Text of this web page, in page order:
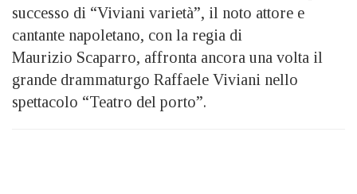
successo di “Viviani varietà”, il noto attore e
cantante napoletano, con la regia di
Maurizio Scaparro, affronta ancora una volta il
grande drammaturgo Raffaele Viviani nello
spettacolo “Teatro del porto”.